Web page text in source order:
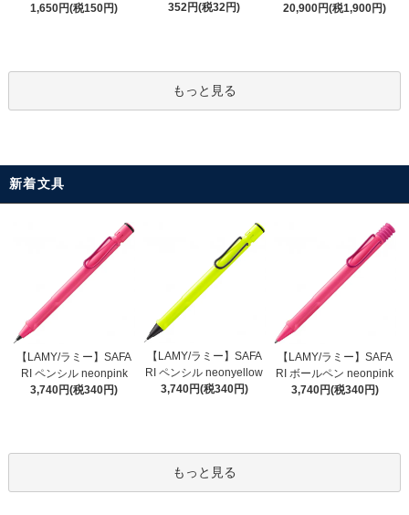
1,650円(税150円)
352円(税32円)
20,900円(税1,900円)
もっと見る
新着文具
【LAMY/ラミー】SAFA
RI ペンシル neonpink
3,740円(税340円)
【LAMY/ラミー】SAFA
RI ペンシル neonyellow
3,740円(税340円)
【LAMY/ラミー】SAFA
RI ボールペン neonpink
3,740円(税340円)
もっと見る